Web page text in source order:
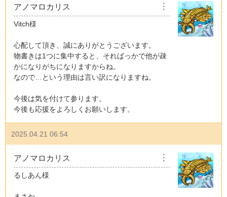
アノマロカリス ︙
Vitch様
心配して頂き、誠にありがとうございます。
物書きは1つに集中すると、そればっかで他が疎
かになりがちになりますからね。
なので…という理由は言い訳になりますね。
今後は気を付けて参ります。
今後も応援をよろしくお願いします。
2025.04.21 06:54
アノマロカリス ︙
るしあん様